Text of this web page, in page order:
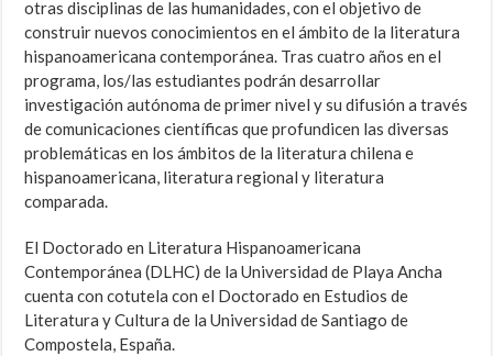
otras disciplinas de las humanidades, con el objetivo de
construir nuevos conocimientos en el ámbito de la literatura
hispanoamericana contemporánea. Tras cuatro años en el
programa, los/las estudiantes podrán desarrollar
investigación autónoma de primer nivel y su difusión a través
de comunicaciones científicas que profundicen las diversas
problemáticas en los ámbitos de la literatura chilena e
hispanoamericana, literatura regional y literatura
comparada.
El Doctorado en Literatura Hispanoamericana
Contemporánea (DLHC) de la Universidad de Playa Ancha
cuenta con cotutela con el Doctorado en Estudios de
Literatura y Cultura de la Universidad de Santiago de
Compostela, España.